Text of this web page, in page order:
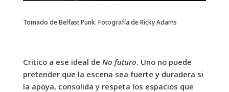
Tomado de Belfast Punk. Fotografía de Ricky Adams
Critico a ese ideal de No futuro. Uno no puede
pretender que la escena sea fuerte y duradera si
la apoya, consolida y respeta los espacios que